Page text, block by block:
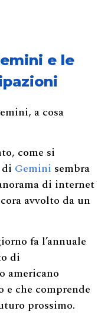
e le
a cosa
come si
Gemini sembra
di internet
avvolto da un
fa l’annuale
di
americano
che comprende
prossimo.